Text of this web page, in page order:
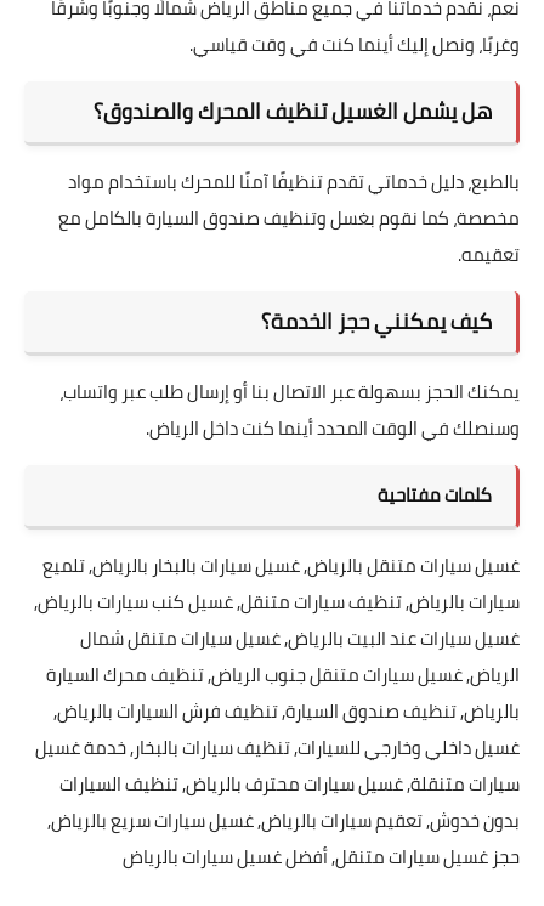
نعم، نقدم خدماتنا في جميع مناطق الرياض شمالًا وجنوبًا وشرقًا
وغربًا، ونصل إليك أينما كنت في وقت قياسي.
هل يشمل الغسيل تنظيف المحرك والصندوق؟
بالطبع، دليل خدماتي تقدم تنظيفًا آمنًا للمحرك باستخدام مواد
مخصصة، كما نقوم بغسل وتنظيف صندوق السيارة بالكامل مع
تعقيمه.
كيف يمكنني حجز الخدمة؟
يمكنك الحجز بسهولة عبر الاتصال بنا أو إرسال طلب عبر واتساب،
وسنصلك في الوقت المحدد أينما كنت داخل الرياض.
كلمات مفتاحية
غسيل سيارات متنقل بالرياض,غسيل سيارات بالبخار بالرياض, تلميع
سيارات بالرياض, تنظيف سيارات متنقل, غسيل كنب سيارات بالرياض,
غسيل سيارات عند البيت بالرياض,غسيل سيارات متنقل شمال
الرياض, غسيل سيارات متنقل جنوب الرياض, تنظيف محرك السيارة
بالرياض, تنظيف صندوق السيارة, تنظيف فرش السيارات بالرياض,
غسيل داخلي وخارجي للسيارات, تنظيف سيارات بالبخار, خدمة غسيل
سيارات متنقلة, غسيل سيارات محترف بالرياض, تنظيف السيارات
بدون خدوش, تعقيم سيارات بالرياض, غسيل سيارات سريع بالرياض,
حجز غسيل سيارات متنقل,أفضل غسيل سيارات بالرياض